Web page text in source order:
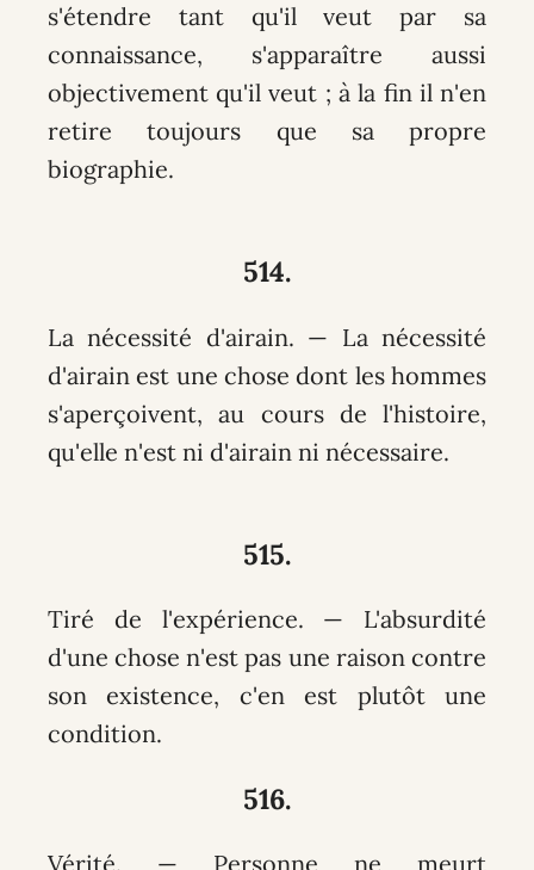
s'étendre tant qu'il veut par sa
connaissance, s'apparaître aussi
objectivement qu'il veut ; à la fin il n'en
retire toujours que sa propre
biographie.
514.
La nécessité d'airain. — La nécessité
d'airain est une chose dont les hommes
s'aperçoivent, au cours de l'histoire,
qu'elle n'est ni d'airain ni nécessaire.
515.
Tiré de l'expérience. — L'absurdité
d'une chose n'est pas une raison contre
son existence, c'en est plutôt une
condition.
516.
Vérité. — Personne ne meurt